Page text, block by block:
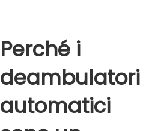
Perché i
deambulatori
automatici